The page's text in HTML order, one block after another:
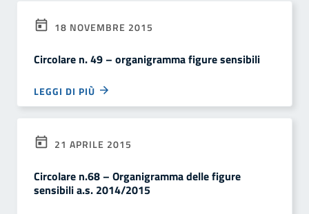
18 NOVEMBRE 2015
Circolare n. 49 – organigramma figure sensibili
LEGGI DI PIÙ
21 APRILE 2015
Circolare n.68 – Organigramma delle figure
sensibili a.s. 2014/2015